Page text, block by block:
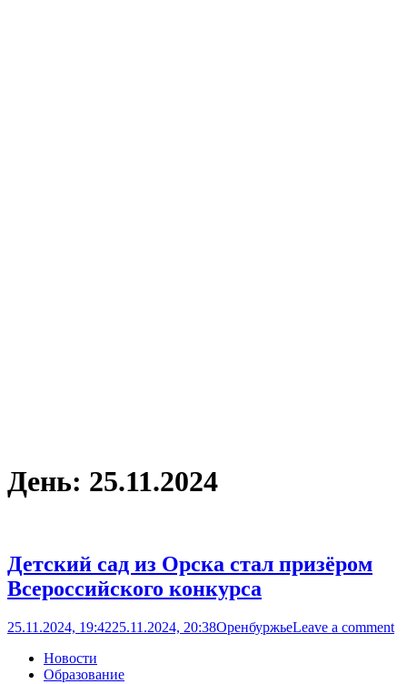
День: 25.11.2024
Детский сад из Орска стал призёром
Всероссийского конкурса
25.11.2024, 19:4225.11.2024, 20:38ОренбуржьеLeave a comment
Новости
Образование